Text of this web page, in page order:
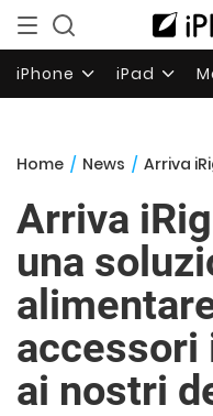
iPhone iPad
Home / News / Arriva iRig
Arriva
una
accessori
ai nostri